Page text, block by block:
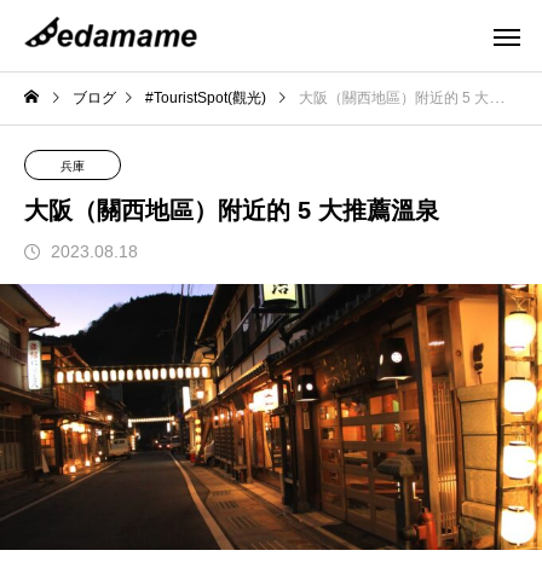
ブログ #TouristSpot(觀光) 大阪（關西地區）附近的 5 大推薦溫泉
兵庫
大阪（關西地區）附近的 5 大推薦溫泉
2023.08.18